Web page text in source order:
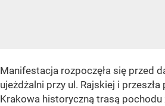
Manifestacja rozpoczęła się przed
ujeżdżalni przy ul. Rajskiej i
Krakowa historyczną trasą pochodu